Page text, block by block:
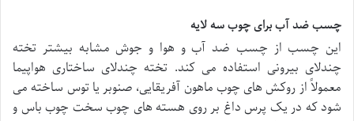
چسب ضد آب برای چوب سه لایه
این چسب از چسب ضد آب و هوا و جوش مشابه بیشتر تخته
چندلای بیرونی استفاده می کند. تخته چندلای ساختاری هواپیما
معمولاً از روکش های چوب ماهون آفریقایی، صنوبر یا توس ساخته می
شود که در یک پرس داغ بر روی هسته های چوب سخت چوب باس و